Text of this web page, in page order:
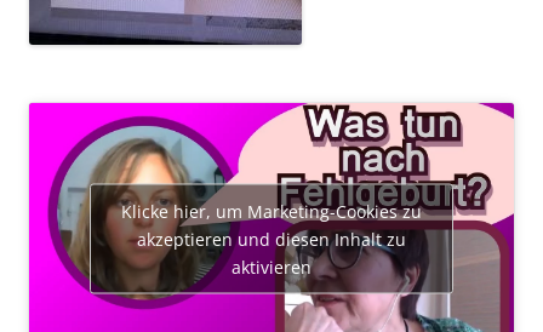
Klicke hier, um Marketing-Cookies zu
akzeptieren und diesen Inhalt zu
aktivieren